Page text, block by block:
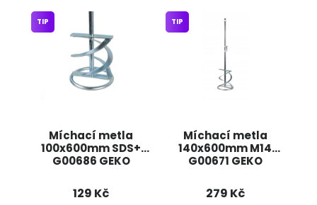
Míchací metla
100x600mm SDS+
G00686 GEKO
TIP
129 Kč
Míchací metla
140x600mm M14
G00671 GEKO
TIP
279 Kč